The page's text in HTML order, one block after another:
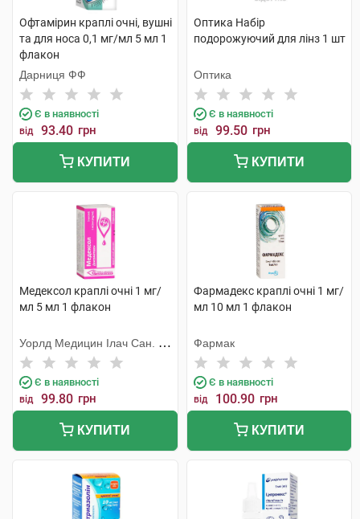
Офтамірин краплі очні, вушні
та для носа 0,1 мг/мл 5 мл 1
флакон
Дарниця ФФ
Є в наявності
від 93.40 грн
КУПИТИ
Оптика Набір
подорожуючий для лінз 1 шт
Оптика
Є в наявності
від 99.50 грн
КУПИТИ
Медексол краплі очні 1 мг/
мл 5 мл 1 флакон
Уорлд Медицин Ілач Сан. Ве
Тідж
Є в наявності
від 99.80 грн
КУПИТИ
Фармадекс краплі очні 1 мг/
мл 10 мл 1 флакон
Фармак
Є в наявності
від 100.90 грн
КУПИТИ